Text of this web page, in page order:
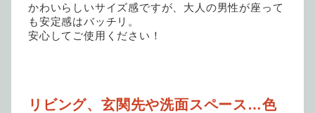
かわいらしいサイズ感ですが、大人の男性が座って
も安定感はバッチリ。
安心してご使用ください！
リビング、玄関先や洗面スペース…色